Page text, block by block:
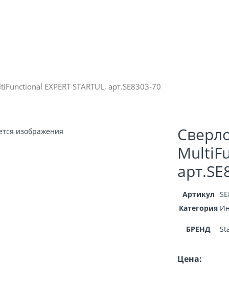
EXPERT STARTUL, арт.SE8303-70
Артикул
Категория
БРЕНД
Цена: